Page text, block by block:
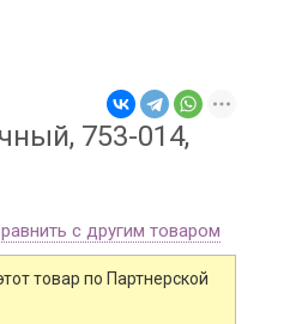
753-014,
с другим товаром
товар по Партнерской